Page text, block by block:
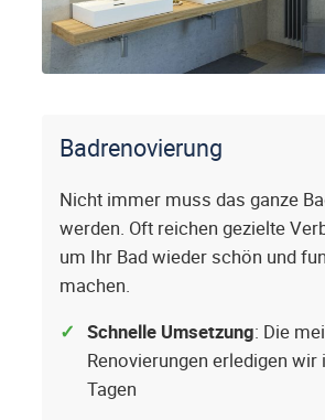
Badrenovierung
Nicht immer muss das ganze
werden. Oft reichen gezielte
um Ihr Bad wieder schön und
machen.
Schnelle Umsetzung: Die
Renovierungen erledigen wir
Tagen